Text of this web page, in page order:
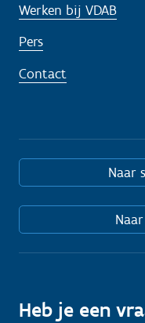
Werken bij VDAB
Pers
Contact
Naar
Heb je een